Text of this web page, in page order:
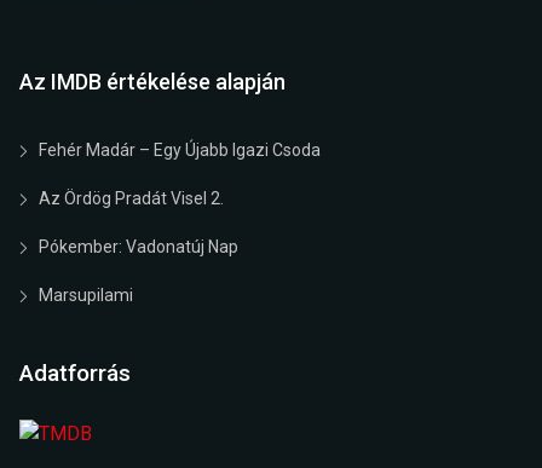
Az IMDB értékelése alapján
Fehér Madár – Egy Újabb Igazi Csoda
Az Ördög Pradát Visel 2.
Pókember: Vadonatúj Nap
Marsupilami
Adatforrás